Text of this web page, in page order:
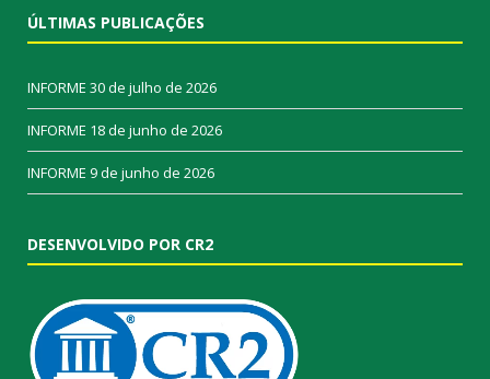
ÚLTIMAS PUBLICAÇÕES
INFORME 30 de julho de 2026
INFORME 18 de junho de 2026
INFORME 9 de junho de 2026
DESENVOLVIDO POR CR2